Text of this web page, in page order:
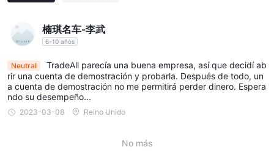
楠琪名车-李武
6-10 años
Neutral
TradeAll parecía una buena empresa, así que decidí ab
rir una cuenta de demostración y probarla. Después de todo, un
a cuenta de demostración no me permitirá perder dinero. Espera
ndo su desempeño...
2023-03-08 Reino Unido
No más